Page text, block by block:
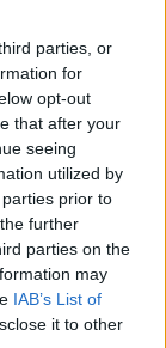
parties, or
for
opt-out
that after your
seeing
utilized by
prior to
further
parties on the
may
IAB’s List of
it to other
a CIG
jön a Portfolio
foglalkoztató
a
a részvény-,
hogyan